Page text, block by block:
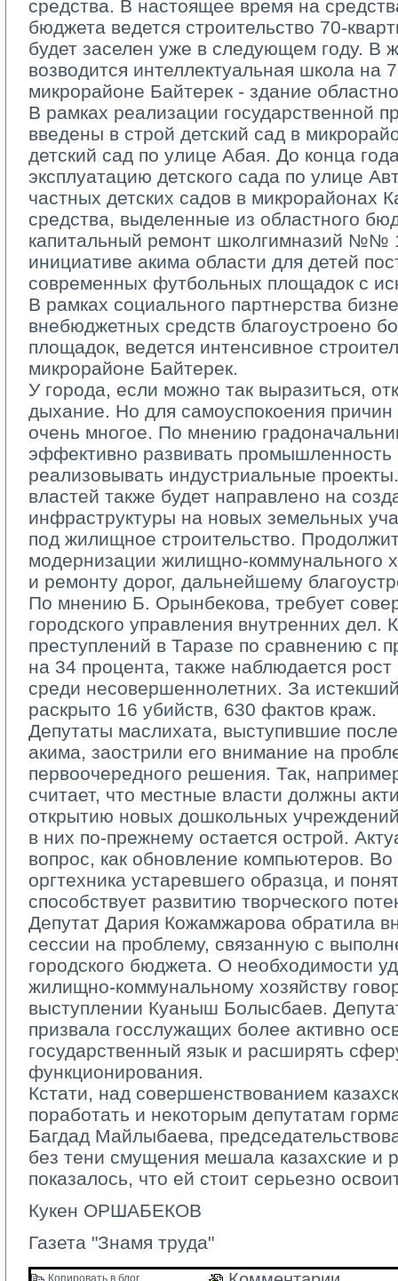
средства. В настоящее время на
бюджета ведется строительство 70­-
будет заселен уже в следующем году. В
возводится интеллектуальная школа на
микрорайоне Байтерек ­- здание
В рамках реализации государственной
введены в строй детский сад в
детский сад по улице Абая. До конца
эксплуатацию детского сада по улице
частных детских садов в микрорайонах
средства, выделенные из областного
капитальный ремонт школ­гимназий №№
инициативе акима области для детей
современных футбольных площадок с
В рамках социального партнерства
внебюджетных средств благоустроено
площадок, ведется интенсивное
микрорайоне Байтерек.
У города, если можно так выразиться,
дыхание. Но для самоуспокоения причин
очень многое. По мнению
эффективно развивать промышленность
реализовывать индустриальные
властей также будет направлено на
инфраструктуры на новых земельных
под жилищное строительство.
модернизации жилищно­-коммунального
и ремонту дорог, дальнейшему
По мнению Б. Орынбекова, требует
городского управления внутренних дел.
преступлений в Таразе по сравнению с
на 34 процента, также наблюдается
среди несовершеннолетних. За
раскрыто 16 убийств, 630 фактов краж.
Депутаты маслихата, выступившие
акима, заострили его внимание на
первоочередного решения. Так,
считает, что местные власти должны
открытию новых дошкольных
в них по­-прежнему остается острой.
вопрос, как обновление компьютеров.
оргтехника устаревшего образца, и
способствует развитию творческого
Депутат Дария Кожамжарова обратила
сессии на проблему, связанную с
городского бюджета. О необходимости
жилищно-­коммунальному хозяйству
выступлении Куаныш Болысбаев.
призвала госслужащих более активно
государственный язык и расширять
функционирования.
Кстати, над совершенствованием
поработать и некоторым депутатам
Багдад Майлыбаева,
без тени смущения мешала казахские и
показалось, что ей стоит серьезно
Кукен ОРШАБЕКОВ
Газета "Знамя труда"
Копировать в блог